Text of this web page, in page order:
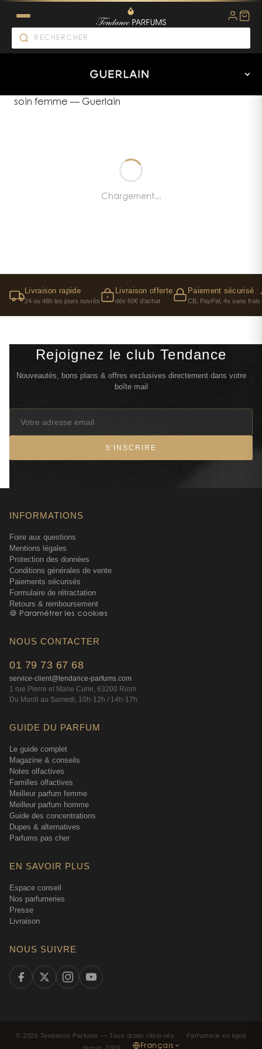
soin femme — Guerlain
Chargement...
Livraison rapide
24 ou 48h les jours ouvrés
Livraison offerte
dès 60€ d'achat
Paiement sécurisé
CB, PayPal, 4x sans frais
Rejoignez le club Tendance
Nouveautés, bons plans & offres exclusives directement dans votre
boîte mail
S'INSCRIRE
INFORMATIONS
Foire aux questions
Mentions légales
Protection des données
Conditions générales de vente
Paiements sécurisés
Formulaire de rétractation
Retours & remboursement
🍪 Paramétrer les cookies
NOUS CONTACTER
01 79 73 67 68
service-client@tendance-parfums.com
1 rue Pierre et Marie Curie, 63200 Riom
Du Mardi au Samedi, 10h-12h / 14h-17h
GUIDE DU PARFUM
Le guide complet
Magazine & conseils
Notes olfactives
Familles olfactives
Meilleur parfum femme
Meilleur parfum homme
Guide des concentrations
Dupes & alternatives
Parfums pas cher
EN SAVOIR PLUS
Espace conseil
Nos parfumeries
Presse
Livraison
NOUS SUIVRE
© 2026 Tendance Parfums — Tous droits réservés ·
Parfumerie en ligne
depuis 2009
· Français